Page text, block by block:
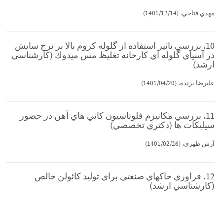
مهدي فتاحي، (1401/12/14)
10. بررسي تاثير استفاده از گلوله كروم بالا بر نرخ سايش
در آسياي گلوله اي كارخانه تغليظ مس ميدوك (كارشناسي
ارشد)
عليرضا برنده، (1401/04/20)
11. بررسي مكانيزم فلوتاسيون كاني هاي آهن در حضور
سيليكات ها (دكتري تخصصي)
آرش طهري، (1401/02/26)
12. فراوري خاكهاي صنعتي براي توليد كائولن خالص
(كارشناسي ارشد)